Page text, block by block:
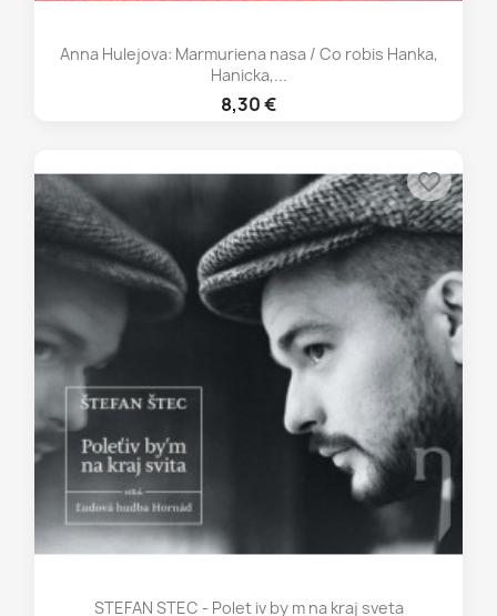
Anna Hulejova: Marmuriena nasa / Co robis Hanka,
Hanicka,...
8,30 €
STEFAN STEC - Polet iv by m na kraj sveta
favorite_border